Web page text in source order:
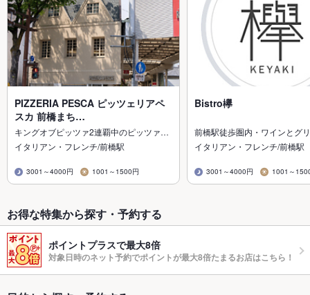
PIZZERIA PESCA ピッツェリアペ
スカ 前橋まち…
キングオブピッツァ2連覇中のピッツァ…
イタリアン・フレンチ/前橋駅
3001～4000円 1001～1500円
Bistro欅
前橋駅徒歩圏内・ワインとグ
イタリアン・フレンチ/前橋駅
3001～4000円 1001～
お得な特集から探す・予約する
ポイントプラスで最大8倍
対象日時のネット予約でポイントが最大8倍たまるお店はこちら！